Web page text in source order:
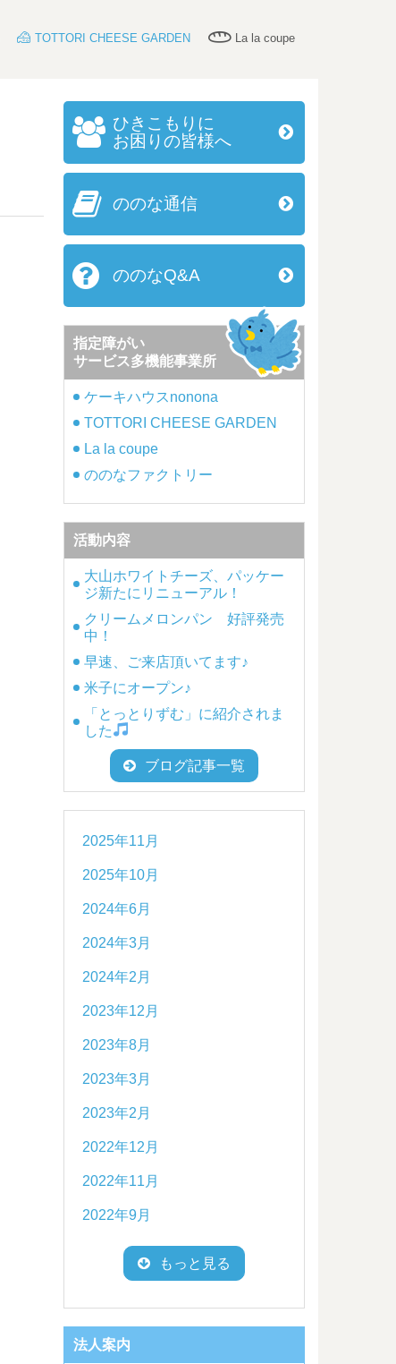
TOTTORI CHEESE GARDEN La la coupe
ひきこもりに
お困りの皆様へ
ののな通信
ののなQ&A
指定障がい
サービス多機能事業所
ケーキハウスnonona
TOTTORI CHEESE GARDEN
La la coupe
ののなファクトリー
活動内容
大山ホワイトチーズ、パッケー
ジ新たにリニューアル！
クリームメロンパン 好評発売
中！
早速、ご来店頂いてます♪
米子にオープン♪
「とっとりずむ」に紹介されま
した
ブログ記事一覧
2025年11月
2025年10月
2024年6月
2024年3月
2024年2月
2023年12月
2023年8月
2023年3月
2023年2月
2022年12月
2022年11月
2022年9月
もっと見る
法人案内